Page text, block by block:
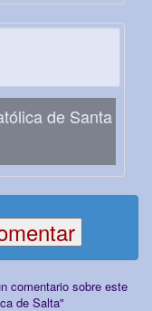
de Santa
comentario sobre este
de Salta"